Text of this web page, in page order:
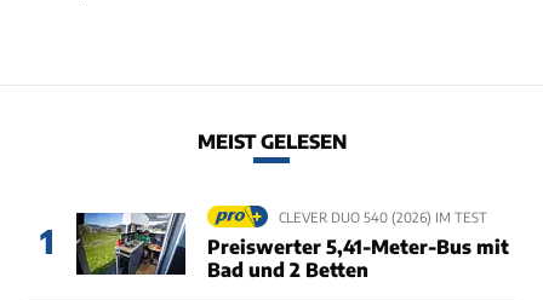
MEIST GELESEN
1
CLEVER DUO 540 (2026) IM TEST
Preiswerter 5,41-Meter-Bus mit
Bad und 2 Betten